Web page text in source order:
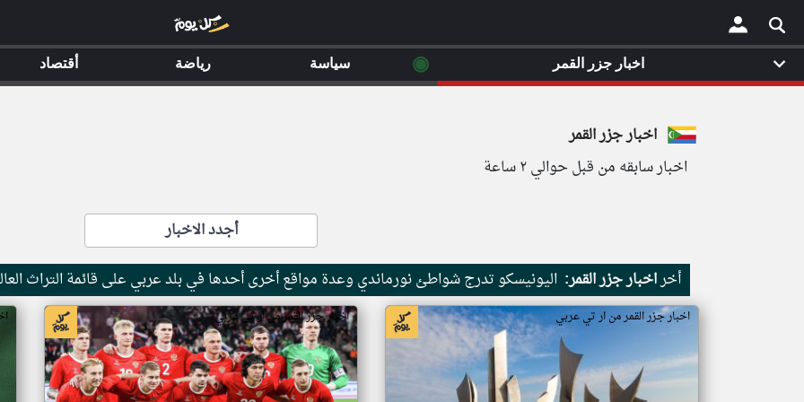
×
اخبار جزر القمر
اخبار سابقه من قبل حوالي ٢ ساعة
أجدد الاخبار
أخراخبار جزر القمر: اليونيسكو تدرج شواطئ نورماندي وعدة مواقع أخرى أحدها في بلد عربي على قائمة التراث
اخبار جزر القمر من ار تي عربي اخبار جزر القمر من ار تي عربي
اخبار جزر القمر ◉ سياسة رياضة أقتصاد